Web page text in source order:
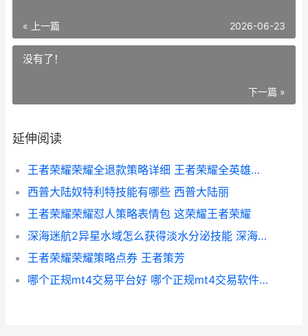
« 上一篇 2026-06-23
没有了！
下一篇 »
延伸阅读
王者荣耀荣耀全退款策略详细 王者荣耀全英雄图鉴官方
西普大陆奴特利特技能有哪些 西普大陆丽
王者荣耀荣耀怼人策略表情包 这荣耀王者荣耀
深海迷航2异星水域怎么获得淡水分泌技能 深海迷航2异星水域蝌蚪坞密码
王者荣耀荣耀策略点券 王者策芳
哪个正规mt4交易平台好 哪个正规mt4交易软件好用